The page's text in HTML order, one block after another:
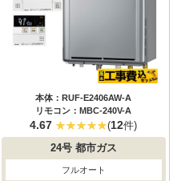
本体：RUF-E2406AW-A
リモコン：MBC-240V-A
4.67 (12件)
24号都市ガス
フルオート